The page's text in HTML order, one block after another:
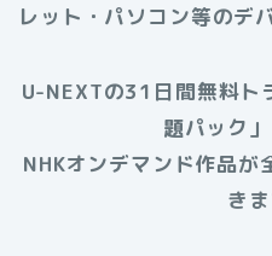
レット・パソコン等のデ
U-NEXTの31日間無料ト
題パック」
NHKオンデマンド作品が
きま